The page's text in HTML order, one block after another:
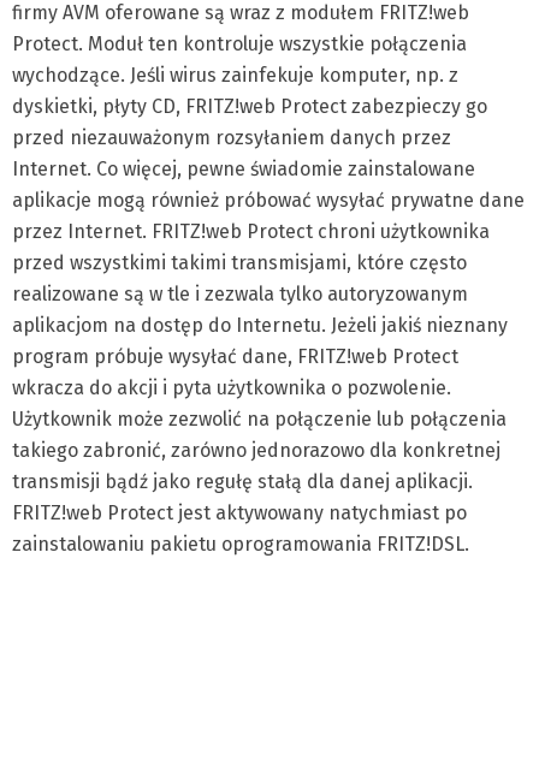
firmy AVM oferowane są wraz z modułem FRITZ!web
Protect. Moduł ten kontroluje wszystkie połączenia
wychodzące. Jeśli wirus zainfekuje komputer, np. z
dyskietki, płyty CD, FRITZ!web Protect zabezpieczy go
przed niezauważonym rozsyłaniem danych przez
Internet. Co więcej, pewne świadomie zainstalowane
aplikacje mogą również próbować wysyłać prywatne dane
przez Internet. FRITZ!web Protect chroni użytkownika
przed wszystkimi takimi transmisjami, które często
realizowane są w tle i zezwala tylko autoryzowanym
aplikacjom na dostęp do Internetu. Jeżeli jakiś nieznany
program próbuje wysyłać dane, FRITZ!web Protect
wkracza do akcji i pyta użytkownika o pozwolenie.
Użytkownik może zezwolić na połączenie lub połączenia
takiego zabronić, zarówno jednorazowo dla konkretnej
transmisji bądź jako regułę stałą dla danej aplikacji.
FRITZ!web Protect jest aktywowany natychmiast po
zainstalowaniu pakietu oprogramowania FRITZ!DSL.